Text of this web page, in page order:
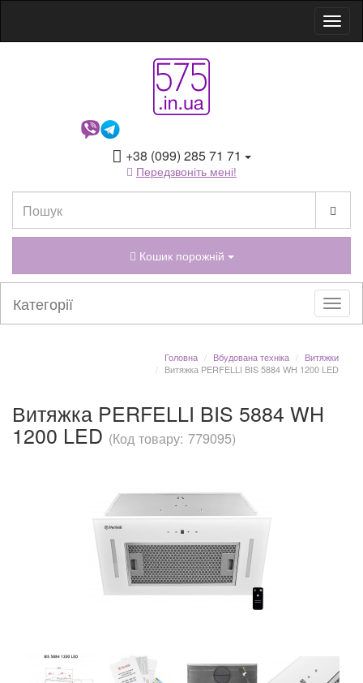
+38 (099) 285 71 71
Передзвоніть мені!
Кошик порожній
Категорії
Головна Вбудована техніка
Витяжки
Витяжка PERFELLI BIS 5884 WH 1200 LED
Витяжка PERFELLI BIS 5884 WH
1200 LED (Код товару: 779095)